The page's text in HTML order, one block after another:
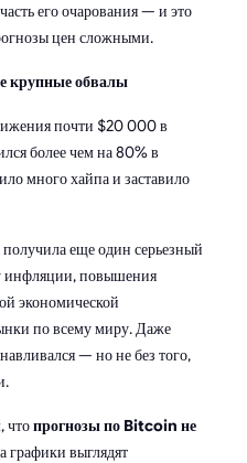
его очарования — и это
цен сложными.
крупные обвалы
почти $20 000 в
более чем на 80% в
много хайпа и заставило
еще один серьезный
инфляции, повышения
экономической
по всему миру. Даже
— но не без того,
чтопрогнозы по Bitcoin не
графики выглядят